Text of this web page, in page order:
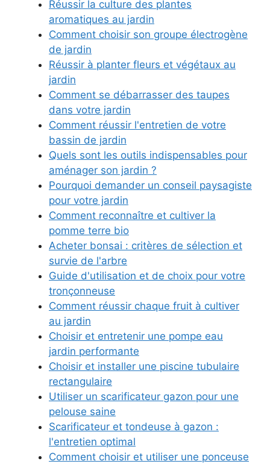
Réussir la culture des plantes
aromatiques au jardin
Comment choisir son groupe électrogène
de jardin
Réussir à planter fleurs et végétaux au
jardin
Comment se débarrasser des taupes
dans votre jardin
Comment réussir l'entretien de votre
bassin de jardin
Quels sont les outils indispensables pour
aménager son jardin ?
Pourquoi demander un conseil paysagiste
pour votre jardin
Comment reconnaître et cultiver la
pomme terre bio
Acheter bonsai : critères de sélection et
survie de l'arbre
Guide d'utilisation et de choix pour votre
tronçonneuse
Comment réussir chaque fruit à cultiver
au jardin
Choisir et entretenir une pompe eau
jardin performante
Choisir et installer une piscine tubulaire
rectangulaire
Utiliser un scarificateur gazon pour une
pelouse saine
Scarificateur et tondeuse à gazon :
l'entretien optimal
Comment choisir et utiliser une ponceuse